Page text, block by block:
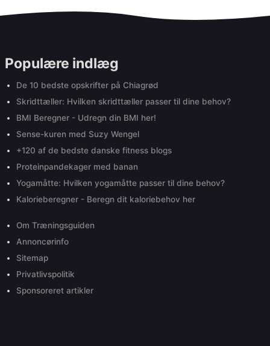
Populære indlæg
De 10 bedste opskrifter på Chiagrød
Skridttæller: Hvilken skridttæller passer til dine behov?
BMI Beregner - Udregn din BMI her!
Sense-kuren med Suzy Wengel
+120 af de bedste danske fitness blogs
Proteinpandekager med banan
Yogamåtte: Hvilken yogamåtte passer til dine behov?
Kalorieberegner - Beregn dit kaloriebehov her
Om Træningsguiden
Annoncørinfo
Sitemap
Privatlivspolitik
Sponsoreret artikler